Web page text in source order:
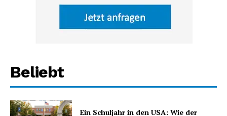
Beliebt
Ein Schuljahr in den USA: Wie der